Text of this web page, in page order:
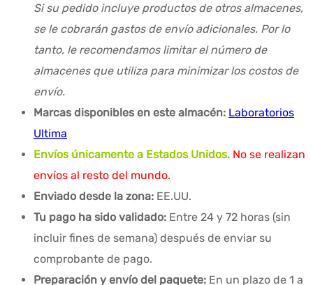
Si su pedido incluye productos de otros almacenes,
se le cobrarán gastos de envío adicionales. Por lo
tanto, le recomendamos limitar el número de
almacenes que utiliza para minimizar los costos de
envío.
Marcas disponibles en este almacén: Laboratorios
Ultima
Envíos únicamente a Estados Unidos. No se realizan
envíos al resto del mundo.
Enviado desde la zona: EE.UU.
Tu pago ha sido validado: Entre 24 y 72 horas (sin
incluir fines de semana) después de enviar su
comprobante de pago.
Preparación y envío del paquete: En un plazo de 1 a